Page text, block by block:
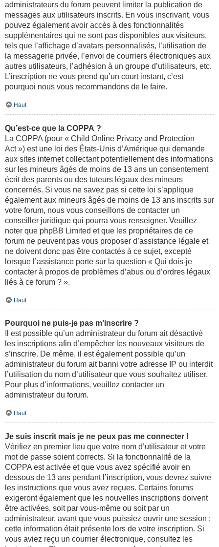
administrateurs du forum peuvent limiter la publication de
messages aux utilisateurs inscrits. En vous inscrivant, vous
pouvez également avoir accès à des fonctionnalités
supplémentaires qui ne sont pas disponibles aux visiteurs,
tels que l’affichage d’avatars personnalisés, l’utilisation de
la messagerie privée, l’envoi de courriers électroniques aux
autres utilisateurs, l’adhésion à un groupe d’utilisateurs, etc.
L’inscription ne vous prend qu’un court instant, c’est
pourquoi nous vous recommandons de le faire.
Haut
Qu’est-ce que la COPPA ?
La COPPA (pour « Child Online Privacy and Protection
Act ») est une loi des États-Unis d’Amérique qui demande
aux sites internet collectant potentiellement des informations
sur les mineurs âgés de moins de 13 ans un consentement
écrit des parents ou des tuteurs légaux des mineurs
concernés. Si vous ne savez pas si cette loi s’applique
également aux mineurs âgés de moins de 13 ans inscrits sur
votre forum, nous vous conseillons de contacter un
conseiller juridique qui pourra vous renseigner. Veuillez
noter que phpBB Limited et que les propriétaires de ce
forum ne peuvent pas vous proposer d’assistance légale et
ne doivent donc pas être contactés à ce sujet, excepté
lorsque l’assistance porte sur la question « Qui dois-je
contacter à propos de problèmes d’abus ou d’ordres légaux
liés à ce forum ? ».
Haut
Pourquoi ne puis-je pas m’inscrire ?
Il est possible qu’un administrateur du forum ait désactivé
les inscriptions afin d’empêcher les nouveaux visiteurs de
s’inscrire. De même, il est également possible qu’un
administrateur du forum ait banni votre adresse IP ou interdit
l’utilisation du nom d’utilisateur que vous souhaitez utiliser.
Pour plus d’informations, veuillez contacter un
administrateur du forum.
Haut
Je suis inscrit mais je ne peux pas me connecter !
Vérifiez en premier lieu que votre nom d’utilisateur et votre
mot de passe soient corrects. Si la fonctionnalité de la
COPPA est activée et que vous avez spécifié avoir en
dessous de 13 ans pendant l’inscription, vous devrez suivre
les instructions que vous avez reçues. Certains forums
exigeront également que les nouvelles inscriptions doivent
être activées, soit par vous-même ou soit par un
administrateur, avant que vous puissiez ouvrir une session ;
cette information était présente lors de votre inscription. Si
vous aviez reçu un courrier électronique, consultez les